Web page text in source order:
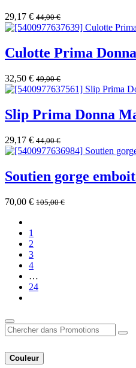
29,17 € 44,00€
Culotte Prima
32,50 € 49,00€
Slip Prima Donna
29,17 € 44,00€
Soutien gorge
70,00 € 105,00€
1
2
3
4
…
24
Couleur